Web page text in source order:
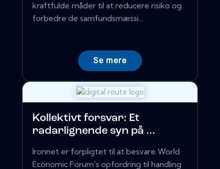
kraftfulde måder til at reducere risiko og
forbedre de samfundsmæssi...
Se mere
Kollektivt forsvar: Et
radarlignende syn på ...
Ironnet er forpligtet til at besvare World
Economic Forum's opfordring til handling